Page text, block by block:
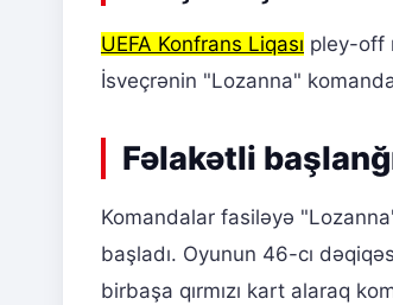
UEFA Konfrans Liqası pley-off
İsveçrənin "Lozanna"
Fəlakətli
Komandalar fasiləyə
başladı. Oyunun 46-cı
birbaşa qırmızı kart alaraq